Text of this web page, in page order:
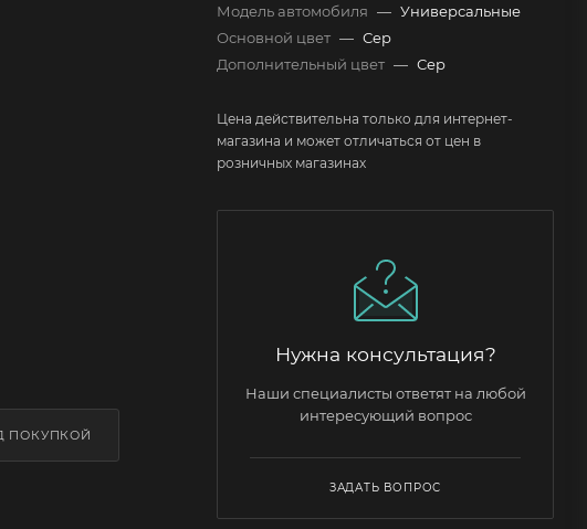
ПОКУПКОЙ
Модель автомобиля — Универсальные
Основной цвет — Сер
Дополнительный цвет — Сер
Цена действительна только для интернет-
магазина и может отличаться от цен в
розничных магазинах
Нужна консультация?
Наши специалисты ответят на любой
интересующий вопрос
ЗАДАТЬ ВОПРОС